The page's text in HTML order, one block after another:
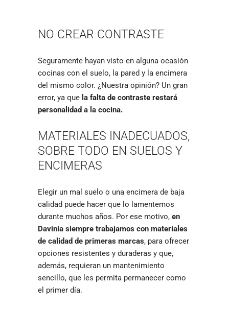
NO CREAR CONTRASTE
Seguramente hayan visto en alguna ocasión
cocinas con el suelo, la pared y la encimera
del mismo color. ¿Nuestra opinión? Un gran
error, ya que la falta de contraste restará
personalidad a la cocina.
MATERIALES INADECUADOS,
SOBRE TODO EN SUELOS Y
ENCIMERAS
Elegir un mal suelo o una encimera de baja
calidad puede hacer que lo lamentemos
durante muchos años. Por ese motivo, en
Davinia siempre trabajamos con materiales
de calidad de primeras marcas, para ofrecer
opciones resistentes y duraderas y que,
además, requieran un mantenimiento
sencillo, que les permita permanecer como
el primer día.